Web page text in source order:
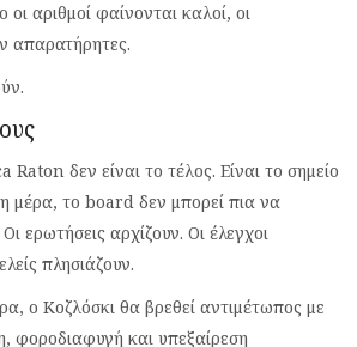
οι αριθμοί φαίνονται καλοί, οι
απαρατήρητες.
δεν είναι το τέλος. Είναι το σημείο
μέρα, το board δεν μπορεί πια να
ερωτήσεις αρχίζουν. Οι έλεγχοι
πλησιάζουν.
ο Κοζλόσκι θα βρεθεί αντιμέτωπος με
φοροδιαφυγή και υπεξαίρεση